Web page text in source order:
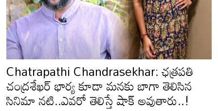
Chatrapathi Chandrasekhar: ఛత్రపతి
చంద్రశేఖర్ భార్య కూడా మనకు బాగా తెలిసిన
సినిమా నటి..ఎవరో తెలిస్తే షాక్ అవుతారు..!